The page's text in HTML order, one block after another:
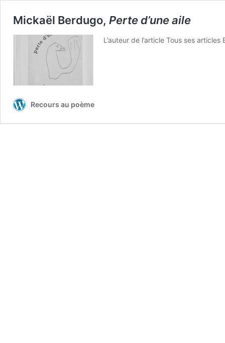
Mickaël Berdugo, Perte d’une aile
L’au­teur de l’article Tous ses
Recours au poème